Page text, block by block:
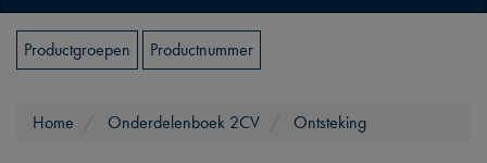
Productgroepen Productnummer
Home Onderdelenboek 2CV Ontsteking